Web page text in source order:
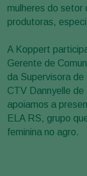
mulheres do setor
produtoras,
A Koppert
Gerente de
da Supervisora
CTV Dannyelle
apoiamos a
ELA RS, grupo
feminina no agro.